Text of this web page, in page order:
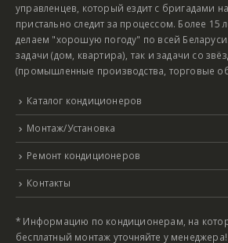
управленцев, который ездит с бригадами
пристально следит за процессом. Более 15
делаем "хорошую погоду" по всей
задачи (дом, квартира), так и задачи со
(промышленные производства, торговые
Каталог кондиционеров
Монтаж/Установка
Ремонт кондиционеров
Контакты
* Информацию по кондиционерам, на
бесплатный монтаж уточняйте у менеджера!